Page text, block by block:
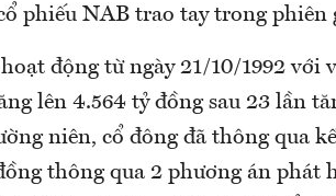
phiếu NAB trao tay trong phiên
động từ ngày 21/10/1992 với
lên 4.564 tỷ đồng sau 23 lần
niên, cổ đông đã thông qua
thông qua 2 phương án phát